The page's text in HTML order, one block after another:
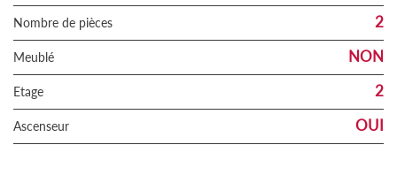
Nombre de pièces 2
Meublé NON
Etage 2
Ascenseur OUI